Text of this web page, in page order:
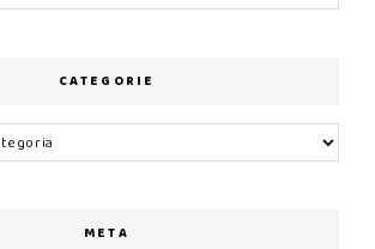
CATEGORIE
META